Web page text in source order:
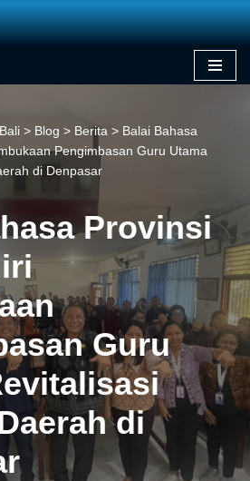
> Blog > Berita > Balai Bahasa
Pengimbasan Guru Utama
di Denpasar
Provinsi
Guru
di